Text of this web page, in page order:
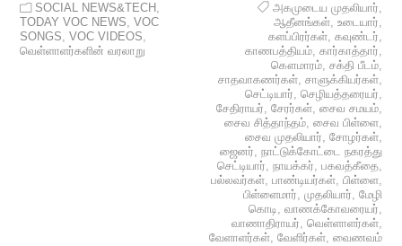
SOCIAL NEWS&TECH ,
TODAY VOC NEWS,VOC
SONGS,VOC VIDEOS,
வெள்ளாளர்களின் வரலாறு
அகமுடைய முதலியார்,
ஆதீனங்கள், உடையார்,
களப்பிரர்கள், கவுண்டர்,
காணபத்தியம், கார்காத்தார்,
கௌமாரம், சக்தி பீடம்,
சாதவாகணர்கள், சாளுக்கியர்கள்,
செட்டியார், செழியத்தரையர்,
சேதிராயர், சேரர்கள், சைவ சமயம்,
சைவ சித்தாந்தம், சைவ பிள்ளை,
சைவ முதலியார், சோழர்கள்,
ஜைனர், நாட்டுக்கோட்டை நகரத்து
செட்டியார், நாயக்கர், பகவத்கீதை,
பல்லவர்கள், பாண்டியர்கள், பிள்ளை,
பிள்ளைமார், முதலியார், மேழி
கொடி, வாணக்கோவரையர்,
வாணாதிராயர், வெள்ளாளர்கள்,
வேளாளர்கள், வேளிர்கள், வைணவம்